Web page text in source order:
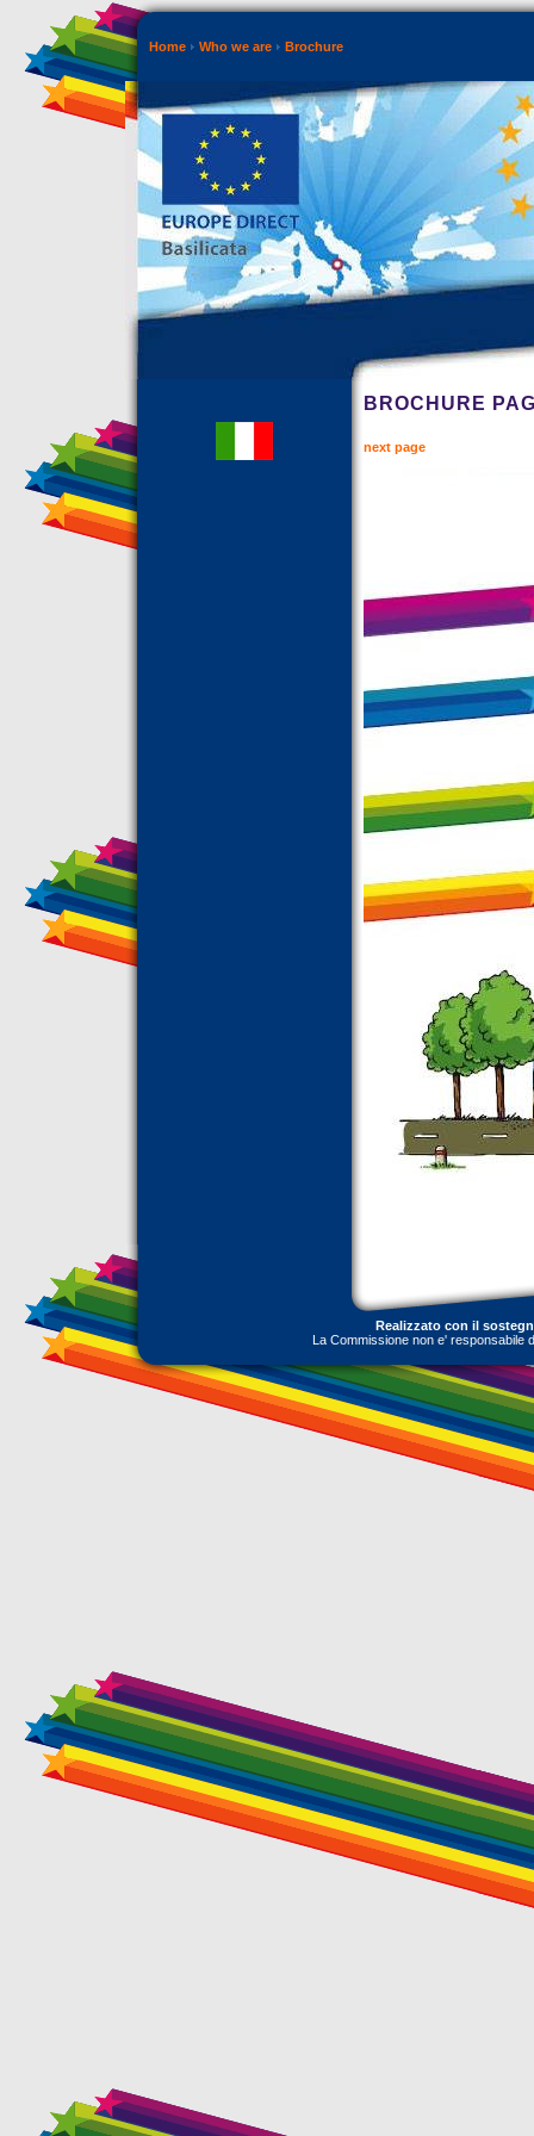
Home Who we are Brochure
BROCHURE
next page
Realizzato con il
La Commissione non e' responsabile